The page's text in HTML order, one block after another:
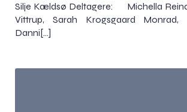
Silje Kældsø Deltagere: Michella
Vittrup, Sarah Krogsgaard Monrad,
Danni[…]